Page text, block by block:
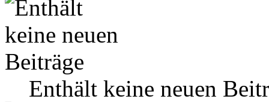
Enthält keine neuen